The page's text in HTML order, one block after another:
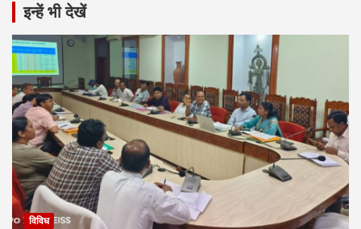
इन्हें भी देखें
विविध